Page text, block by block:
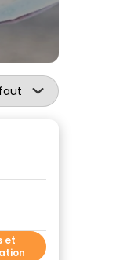
et